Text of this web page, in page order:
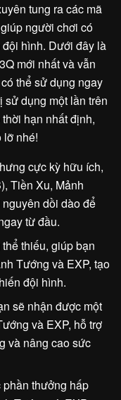
tung ra các mã
người chơi có
hình. Dưới đây là
mới nhất và vẫn
thể sử dụng ngay
sử dụng một lần trên
hạn nhất định,
lỡ nhé!
cực kỳ hữu ích,
Tiền Xu, Mảnh
dồi dào để
từ đầu.
thiếu, giúp bạn
Tướng và EXP, tạo
đội hình.
sẽ nhận được một
và EXP, hỗ trợ
và nâng cao sức
phần thưởng hấp